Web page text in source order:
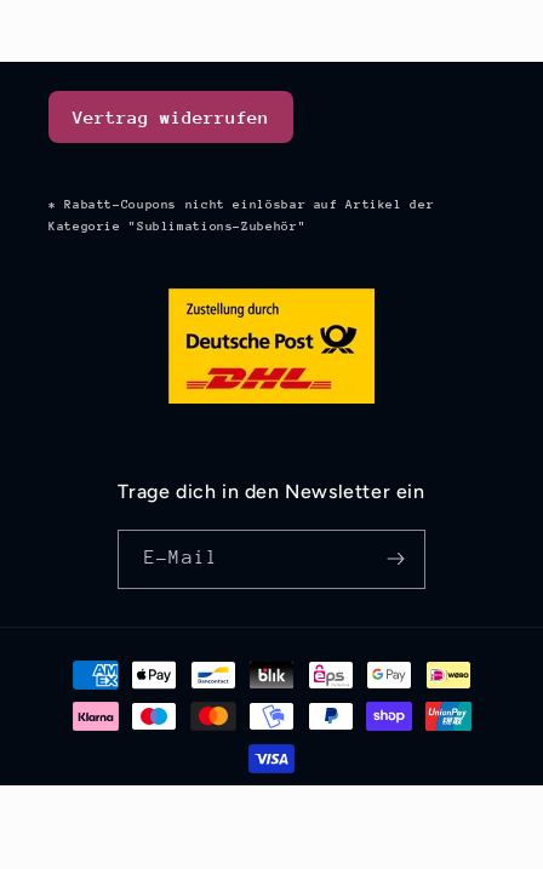
Vertrag widerrufen
* Rabatt-Coupons nicht einlösbar auf Artikel der
Kategorie "Sublimations-Zubehör"
Trage dich in den Newsletter ein
E-Mail
Zahlungsmethoden